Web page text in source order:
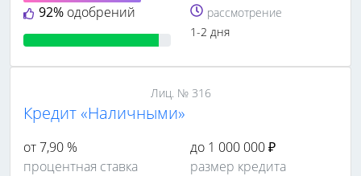
92% одобрений
рассмотрение
1-2 дня
Лиц. № 316
Кредит «Наличными»
от 7,90 %
процентная ставка
до 1 000 000 ₽
размер кредита